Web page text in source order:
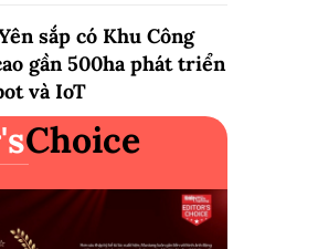
sắp có Khu Công
gần 500ha phát triển
và IoT
Choice